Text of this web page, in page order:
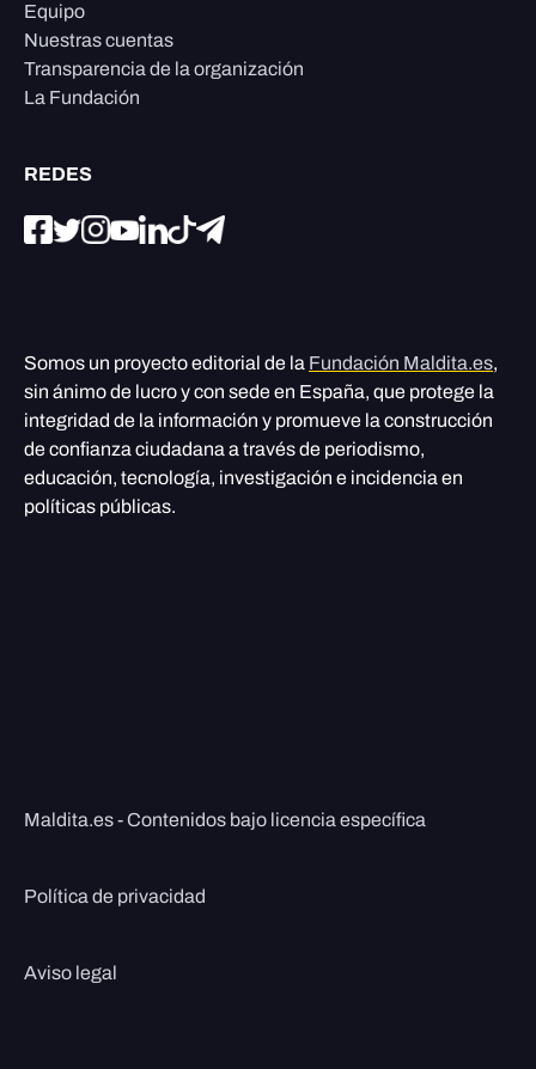
Equipo
Nuestras cuentas
Transparencia de la organización
La Fundación
REDES
Somos un proyecto editorial de la Fundación Maldita.es,
sin ánimo de lucro y con sede en España, que protege la
integridad de la información y promueve la construcción
de confianza ciudadana a través de periodismo,
educación, tecnología, investigación e incidencia en
políticas públicas.
Maldita.es - Contenidos bajo licencia específica
Política de privacidad
Aviso legal